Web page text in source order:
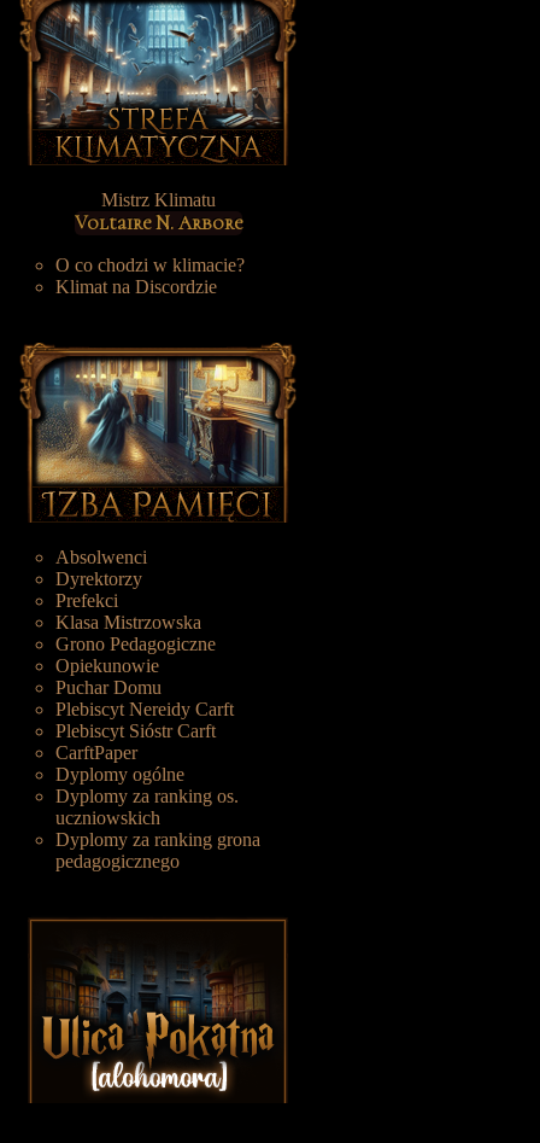
Mistrz Klimatu
Voltaire N. Arbore
O co chodzi w klimacie?
Klimat na Discordzie
Absolwenci
Dyrektorzy
Prefekci
Klasa Mistrzowska
Grono Pedagogiczne
Opiekunowie
Puchar Domu
Plebiscyt Nereidy Carft
Plebiscyt Sióstr Carft
CarftPaper
Dyplomy ogólne
Dyplomy za ranking os.
uczniowskich
Dyplomy za ranking grona
pedagogicznego